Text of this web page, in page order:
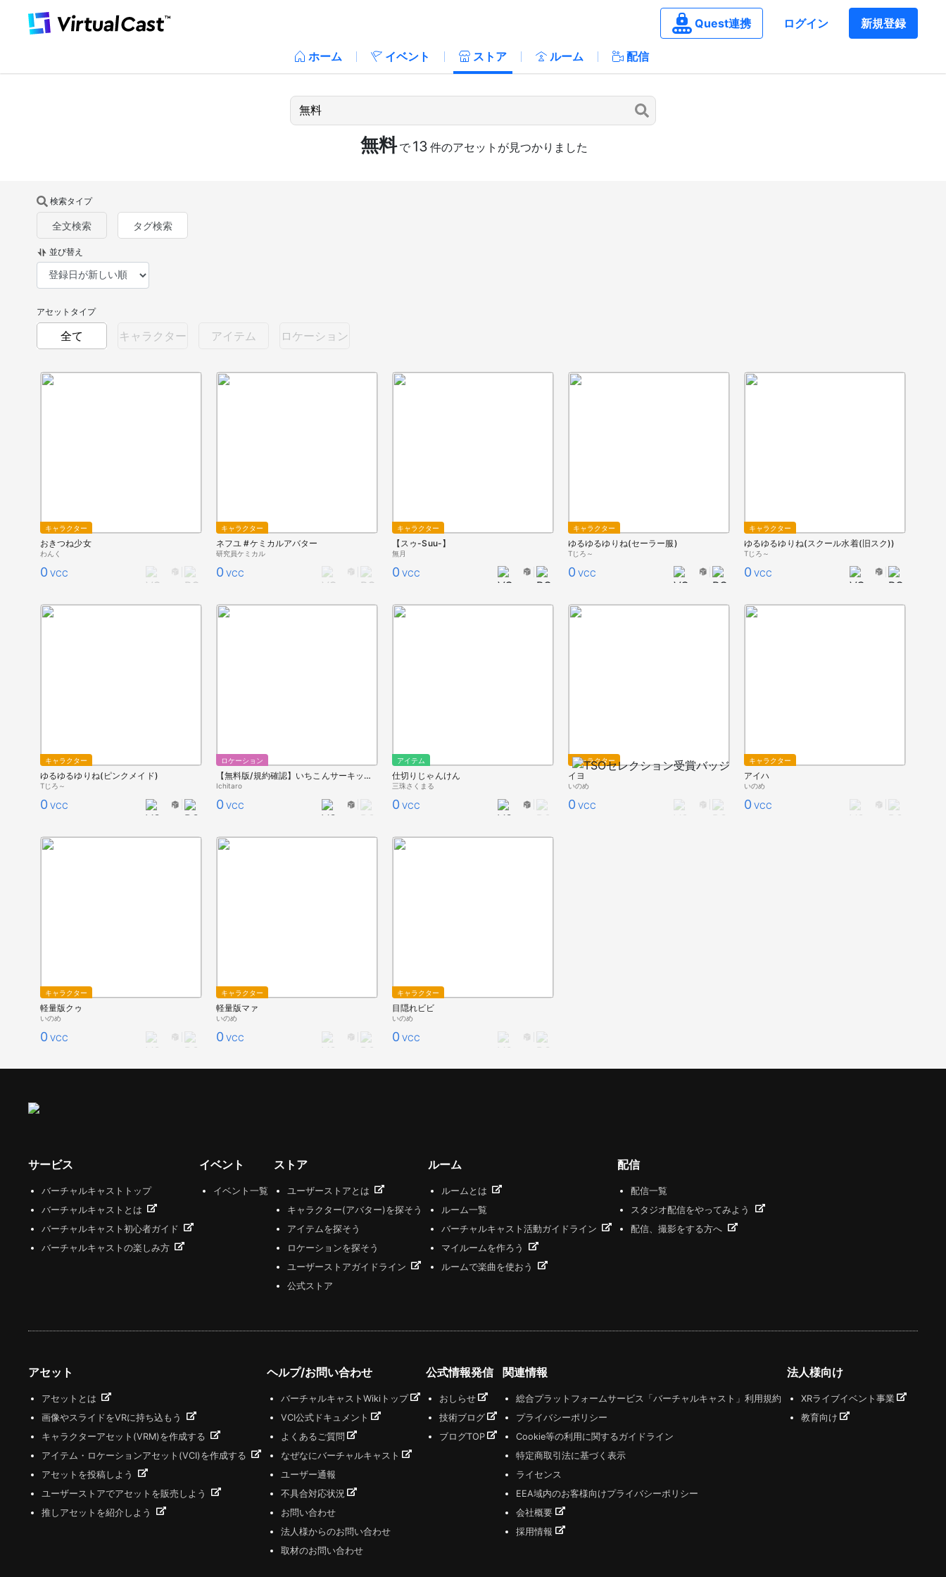
Quest連携 ログイン 新規登録
ホーム イベント ストア ルーム 配信
無料 で 13 件のアセットが見つかりました
検索タイプ
全文検索 タグ検索
並び替え
アセットタイプ
全て キャラクター アイテム ロケーション
キャラクター
おきつね少女
わんく
0 VCC
キャラクター
ネフユ #ケミカルアバター
研究員ケミカル
0 VCC
キャラクター
【スゥ-Suu-】
無月
0 VCC
キャラクター
ゆるゆるゆりね(セーラー服)
Tじろ～
0 VCC
キャラクター
ゆるゆるゆりね(スクール水着(旧スク))
Tじろ～
0 VCC
キャラクター
ゆるゆるゆりね(ピンクメイド)
Tじろ～
0 VCC
ロケーション
【無料版/規約確認】いちこんサーキット / IchiKon Circuit 2K
Ichitaro
0 VCC
アイテム
仕切りじゃんけん
三珠さくまる
0 VCC
キャラクター
イヨ
いのめ
0 VCC
キャラクター
アイハ
いのめ
0 VCC
キャラクター
軽量版クゥ
いのめ
0 VCC
キャラクター
軽量版マァ
いのめ
0 VCC
キャラクター
目隠れビビ
いのめ
0 VCC
サービス
バーチャルキャストトップ
バーチャルキャストとは
バーチャルキャスト初心者ガイド
バーチャルキャストの楽しみ方
イベント
イベント一覧
ストア
ユーザーストアとは
キャラクター(アバター)を探そう
アイテムを探そう
ロケーションを探そう
ユーザーストアガイドライン
公式ストア
ルーム
ルームとは
ルーム一覧
バーチャルキャスト活動ガイドライン
マイルームを作ろう
ルームで楽曲を使おう
配信
配信一覧
スタジオ配信をやってみよう
配信、撮影をする方へ
アセット
アセットとは
画像やスライドをVRに持ち込もう
キャラクターアセット(VRM)を作成する
アイテム・ロケーションアセット(VCI)を作成する
アセットを投稿しよう
ユーザーストアでアセットを販売しよう
推しアセットを紹介しよう
ヘルプ/お問い合わせ
バーチャルキャストWikiトップ
VCI公式ドキュメント
よくあるご質問
なぜなにバーチャルキャスト
ユーザー通報
不具合対応状況
お問い合わせ
法人様からのお問い合わせ
取材のお問い合わせ
公式情報発信
おしらせ
技術ブログ
ブログTOP
関連情報
総合プラットフォームサービス「バーチャルキャスト」利用規約
プライバシーポリシー
Cookie等の利用に関するガイドライン
特定商取引法に基づく表示
ライセンス
EEA域内のお客様向けプライバシーポリシー
会社概要
採用情報
法人様向け
XRライブイベント事業
教育向け